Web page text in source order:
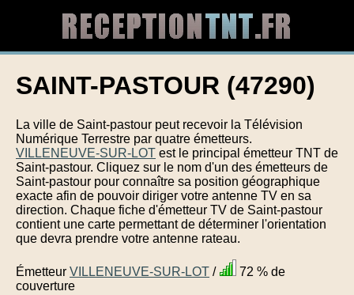
SAINT-PASTOUR (47290)
La ville de Saint-pastour peut recevoir la Télévision
Numérique Terrestre par quatre émetteurs.
VILLENEUVE-SUR-LOT est le principal émetteur TNT de
Saint-pastour. Cliquez sur le nom d'un des émetteurs de
Saint-pastour pour connaître sa position géographique
exacte afin de pouvoir diriger votre antenne TV en sa
direction. Chaque fiche d'émetteur TV de Saint-pastour
contient une carte permettant de déterminer l'orientation
que devra prendre votre antenne rateau.
Émetteur VILLENEUVE-SUR-LOT /
72 % de
couverture